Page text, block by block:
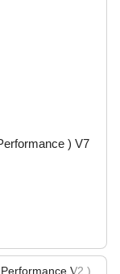
) V7